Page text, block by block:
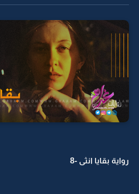
رواية بقايا انثى -8